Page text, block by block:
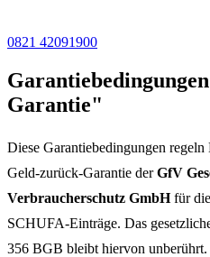
0821 42091900
Garantie"
Diese Garantiebedingungen
Geld-zurück-Garantie derGfV
Verbraucherschutz GmbHfür
SCHUFA-Einträge. Das
356 BGB bleibt hiervon unberührt.